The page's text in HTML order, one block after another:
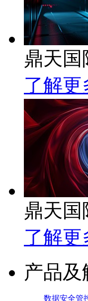
鼎天国
了解更
鼎天国
了解更
产品及
数据安全管